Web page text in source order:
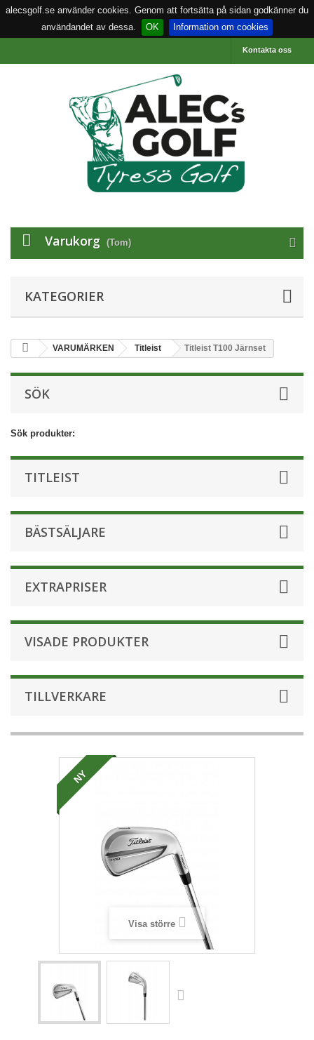
alecsgolf.se använder cookies. Genom att fortsätta på sidan godkänner du
användandet av dessa.
OK Information om cookies
Kontakta oss
Varukorg (Tom)
KATEGORIER
VARUMÄRKEN Titleist Titleist T100 Järnset
SÖK
Sök produkter:
TITLEIST
BÄSTSÄLJARE
EXTRAPRISER
VISADE PRODUKTER
TILLVERKARE
NY
Visa större